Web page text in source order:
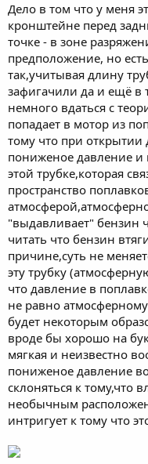
Дело в том что у меня
кронштейне перед
точке - в зоне
предположение, но
так,учитывая длину
зафигачили да и ещё в
немного вдаться с
попадает в мотор из
тому что при открытии
пониженое давление и
этой трубке,которая
пространство
"выдавливает" бензин
читать что бензин
причине,суть не
эту трубку
что давление в
не равно
будет некоторым
вроде бы хорошо на
мягкая и неизвестно
пониженое давление
склоняться к тому,что
необычным
интригует к тому что